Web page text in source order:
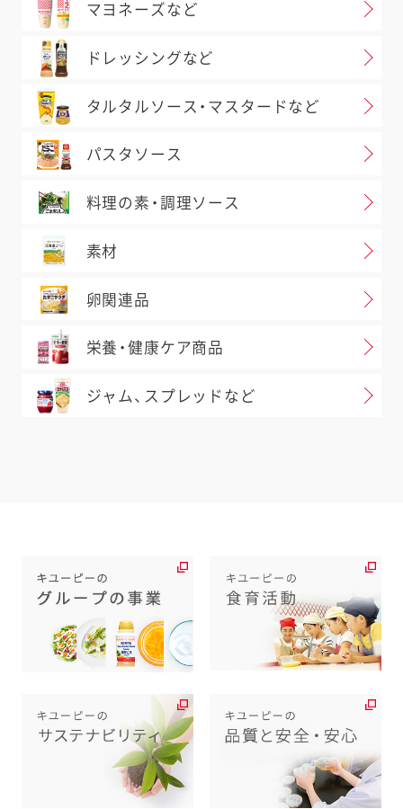
マヨネーズなど
ドレッシングなど
タルタルソース・マスタードなど
パスタソース
料理の素・調理ソース
素材
卵関連品
栄養・健康ケア商品
ジャム、スプレッドなど